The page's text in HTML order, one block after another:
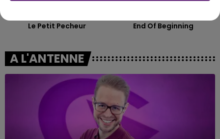
Le Petit Pecheur End Of Beginning
A L'ANTENNE